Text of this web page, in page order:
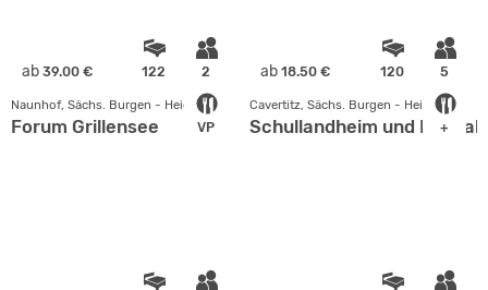
ab 39.00 € 122 2
VP
Naunhof, Sächs. Burgen - Heideland
Forum Grillensee
ab 18.50 € 120 5
+
Cavertitz, Sächs. Burgen - Heideland
Schullandheim und